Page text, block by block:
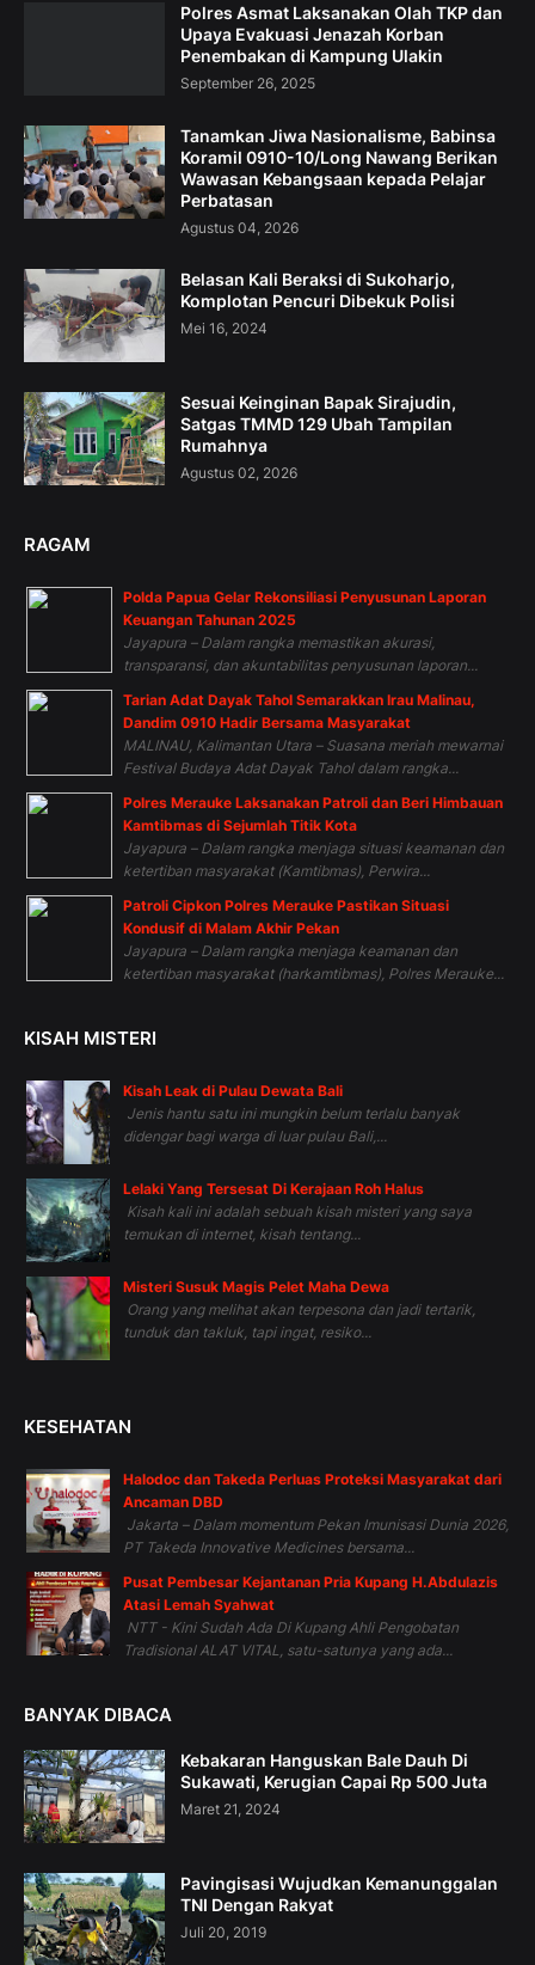
Polres Asmat Laksanakan Olah TKP dan
Upaya Evakuasi Jenazah Korban
Penembakan di Kampung Ulakin
September 26, 2025
Tanamkan Jiwa Nasionalisme, Babinsa
Koramil 0910-10/Long Nawang Berikan
Wawasan Kebangsaan kepada Pelajar
Perbatasan
Agustus 04, 2026
Belasan Kali Beraksi di Sukoharjo,
Komplotan Pencuri Dibekuk Polisi
Mei 16, 2024
Sesuai Keinginan Bapak Sirajudin,
Satgas TMMD 129 Ubah Tampilan
Rumahnya
Agustus 02, 2026
RAGAM
Polda Papua Gelar Rekonsiliasi Penyusunan Laporan
Keuangan Tahunan 2025
Jayapura – Dalam rangka memastikan akurasi,
transparansi, dan akuntabilitas penyusunan laporan...
Tarian Adat Dayak Tahol Semarakkan Irau Malinau,
Dandim 0910 Hadir Bersama Masyarakat
MALINAU, Kalimantan Utara – Suasana meriah mewarnai
Festival Budaya Adat Dayak Tahol dalam rangka...
Polres Merauke Laksanakan Patroli dan Beri Himbauan
Kamtibmas di Sejumlah Titik Kota
Jayapura – Dalam rangka menjaga situasi keamanan dan
ketertiban masyarakat (Kamtibmas), Perwira...
Patroli Cipkon Polres Merauke Pastikan Situasi
Kondusif di Malam Akhir Pekan
Jayapura – Dalam rangka menjaga keamanan dan
ketertiban masyarakat (harkamtibmas), Polres Merauke...
KISAH MISTERI
Kisah Leak di Pulau Dewata Bali
Jenis hantu satu ini mungkin belum terlalu banyak
didengar bagi warga di luar pulau Bali,...
Lelaki Yang Tersesat Di Kerajaan Roh Halus
Kisah kali ini adalah sebuah kisah misteri yang saya
temukan di internet, kisah tentang...
Misteri Susuk Magis Pelet Maha Dewa
Orang yang melihat akan terpesona dan jadi tertarik,
tunduk dan takluk, tapi ingat, resiko...
KESEHATAN
Halodoc dan Takeda Perluas Proteksi Masyarakat dari
Ancaman DBD
Jakarta – Dalam momentum Pekan Imunisasi Dunia 2026,
PT Takeda Innovative Medicines bersama...
Pusat Pembesar Kejantanan Pria Kupang H.Abdulazis
Atasi Lemah Syahwat
NTT - Kini Sudah Ada Di Kupang Ahli Pengobatan
Tradisional ALAT VITAL, satu-satunya yang ada...
BANYAK DIBACA
Kebakaran Hanguskan Bale Dauh Di
Sukawati, Kerugian Capai Rp 500 Juta
Maret 21, 2024
Pavingisasi Wujudkan Kemanunggalan
TNI Dengan Rakyat
Juli 20, 2019